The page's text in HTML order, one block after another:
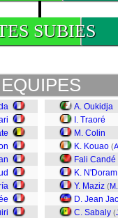
SUBIES
EQUIPES
A. Oukidja
I. Traoré
M. Colin
K. Kouao (
Fali Candé
K. N'Doram
Y. Maziz (
D. Jean
C. Sabaly (